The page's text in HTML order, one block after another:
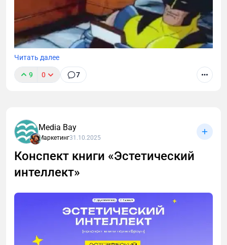
Читать далее
9 0 7
Media Bay
Маркетинг31.10.2025
Конспект книги «Эстетический
интеллект»